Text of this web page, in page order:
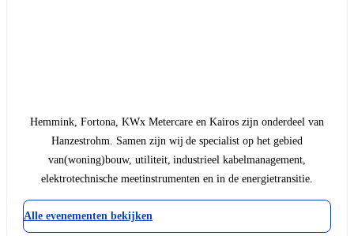
Hemmink, Fortona, KWx Metercare en Kairos zijn onderdeel van
Hanzestrohm. Samen zijn wij de specialist op het gebied
van(woning)bouw, utiliteit, industrieel kabelmanagement,
elektrotechnische meetinstrumenten en in de energietransitie.
Alle evenementen bekijken